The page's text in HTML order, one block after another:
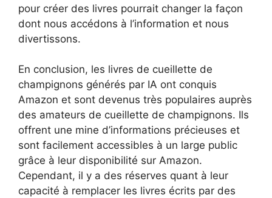
pour créer des livres pourrait changer la façon
dont nous accédons à l’information et nous
divertissons.
En conclusion, les livres de cueillette de
champignons générés par IA ont conquis
Amazon et sont devenus très populaires auprès
des amateurs de cueillette de champignons. Ils
offrent une mine d’informations précieuses et
sont facilement accessibles à un large public
grâce à leur disponibilité sur Amazon.
Cependant, il y a des réserves quant à leur
capacité à remplacer les livres écrits par des